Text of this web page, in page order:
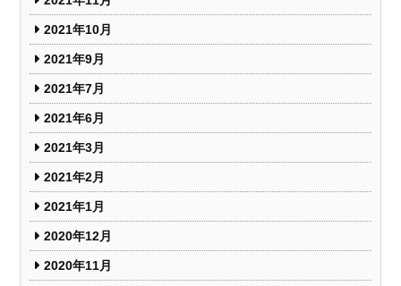
2021年10月
2021年9月
2021年7月
2021年6月
2021年3月
2021年2月
2021年1月
2020年12月
2020年11月